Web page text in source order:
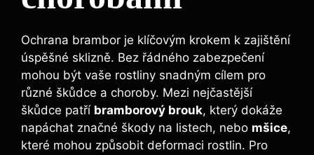
Ochrana brambor je klíčovým krokem k zajištění
úspěšné sklizně. Bez řádného zabezpečení
mohou být vaše rostliny snadným cílem pro
různé škůdce a choroby. Mezi nejčastější
škůdce patří bramborový brouk, který dokáže
napáchat značné škody na listech, nebo mšice,
které mohou způsobit deformaci rostlin. Pro